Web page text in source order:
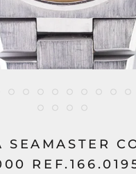
SEAMASTER